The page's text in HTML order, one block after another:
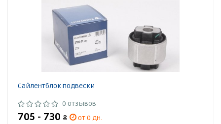
Сайлентблок подвески
0 отзывов
705 - 730 ₴
от 0 дн.